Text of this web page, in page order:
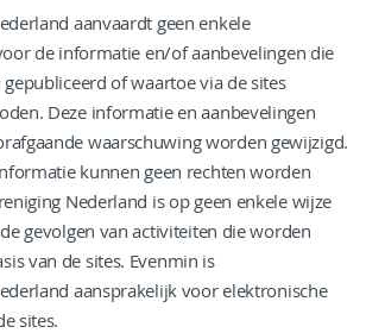
aanvaardt geen enkele
de informatie en/of aanbevelingen die
of waartoe via de sites
Deze informatie en aanbevelingen
waarschuwing worden gewijzigd.
kunnen geen rechten worden
Nederland is op geen enkele wijze
gevolgen van activiteiten die worden
van de sites. Evenmin is
aansprakelijk voor elektronische
sites.